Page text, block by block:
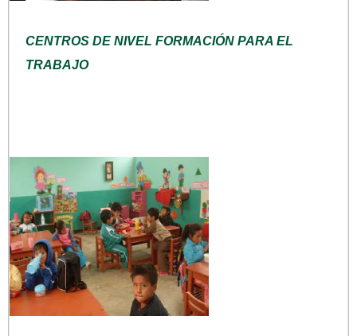
CENTROS DE NIVEL FORMACIÓN PARA EL
TRABAJO